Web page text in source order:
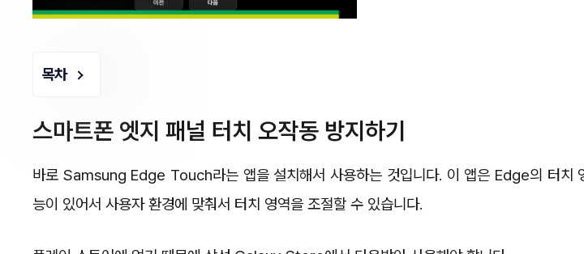
목차
스마트폰 엣지 패널 터치 오작동 방지하기
바로 Samsung Edge Touch라는 앱을 설치해서 사용하는 것입니다. 이 앱은 Edge의 터치
능이 있어서 사용자 환경에 맞춰서 터치 영역을 조절할 수 있습니다.